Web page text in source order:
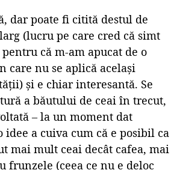
dar poate fi citită destul de
(lucru pe care cred că simt
că m-am apucat de o
care nu se aplică același
și e chiar interesantă. Se
a băutului de ceai în trecut,
– la un moment dat
a cuiva cum că e posibil ca
mai mult ceai decât cafea, mai
frunzele (ceea ce nu e deloc